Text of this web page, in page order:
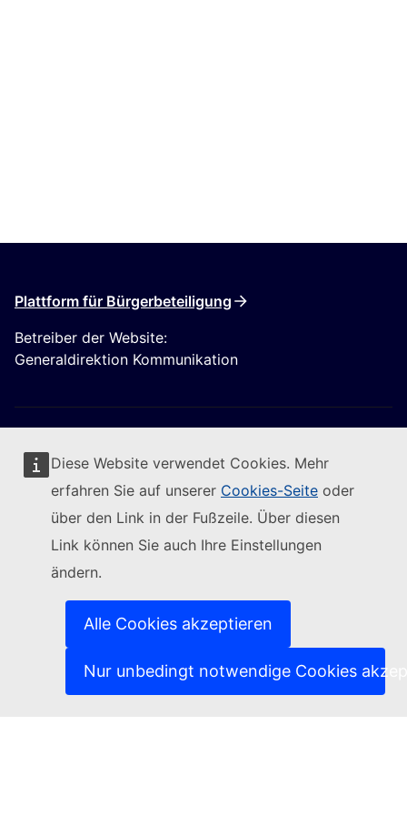
Diese Website verwendet Cookies. Mehr
erfahren Sie auf unserer Cookies-Seite oder
über den Link in der Fußzeile. Über diesen
Link können Sie auch Ihre Einstellungen
ändern.
Alle Cookies akzeptieren
Nur unbedingt notwendige Cookies
Plattform für Bürgerbeteiligung
Betreiber der Website:
Generaldirektion Kommunikation
Folgen Sie der Europäischen Kommission
Kontakt(Externer Link)
IT-Sicherheitslücke melden
Sprachen auf unseren Websites(Externer Link)
(Externer Link)
Schutz der Privatsphäre
Rechtlicher Hinweis
(Externer Link)